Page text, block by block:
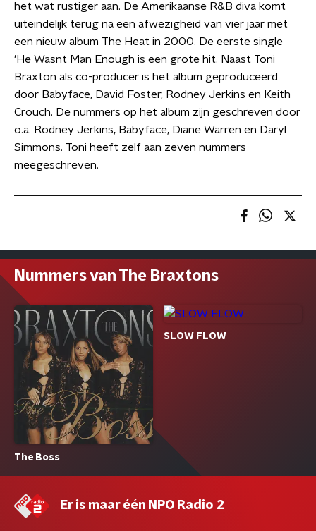
het wat rustiger aan. De Amerikaanse R&B diva komt
uiteindelijk terug na een afwezigheid van vier jaar met
een nieuw album The Heat in 2000. De eerste single
'He Wasnt Man Enough is een grote hit. Naast Toni
Braxton als co-producer is het album geproduceerd
door Babyface, David Foster, Rodney Jerkins en Keith
Crouch. De nummers op het album zijn geschreven door
o.a. Rodney Jerkins, Babyface, Diane Warren en Daryl
Simmons. Toni heeft zelf aan zeven nummers
meegeschreven.
Nummers van The Braxtons
The Boss
SLOW FLOW
Er is maar één NPO Radio 2